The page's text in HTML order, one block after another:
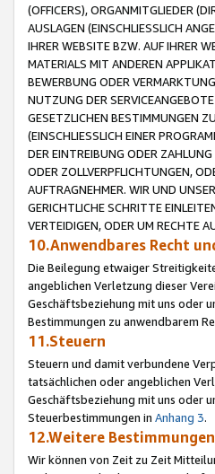
(OFFICERS), ORGANMITGLIEDER
AUSLAGEN (EINSCHLIESSLICH
IHRER WEBSITE BZW. AUF IHRER
MATERIALS MIT ANDEREN
BEWERBUNG ODER
NUTZUNG DER
GESETZLICHEN BESTIMMUNGEN
(EINSCHLIESSLICH EINER
DER EINTREIBUNG ODER
ODER ZOLLVERPFLICHTUNGEN,
AUFTRAGNEHMER. WIR UND
GERICHTLICHE SCHRITTE
VERTEIDIGEN, ODER UM RECHTE
10.Anwendbares Recht
Die Beilegung etwaiger
angeblichen Verletzung dieser
Geschäftsbeziehung mit uns oder
Bestimmungen zu anwendbarem
11.Steuern
Steuern und damit verbundene
tatsächlichen oder angeblichen
Geschäftsbeziehung mit uns oder
Steuerbestimmungen in Anhang 3.
12.Weitere Bestimmungen
Wir können von Zeit zu Zeit